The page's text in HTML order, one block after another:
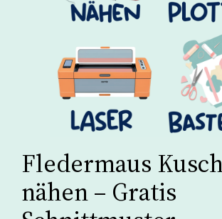
Fledermaus
nähen – Gratis